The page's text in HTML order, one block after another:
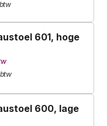
601, hoge
600, lage